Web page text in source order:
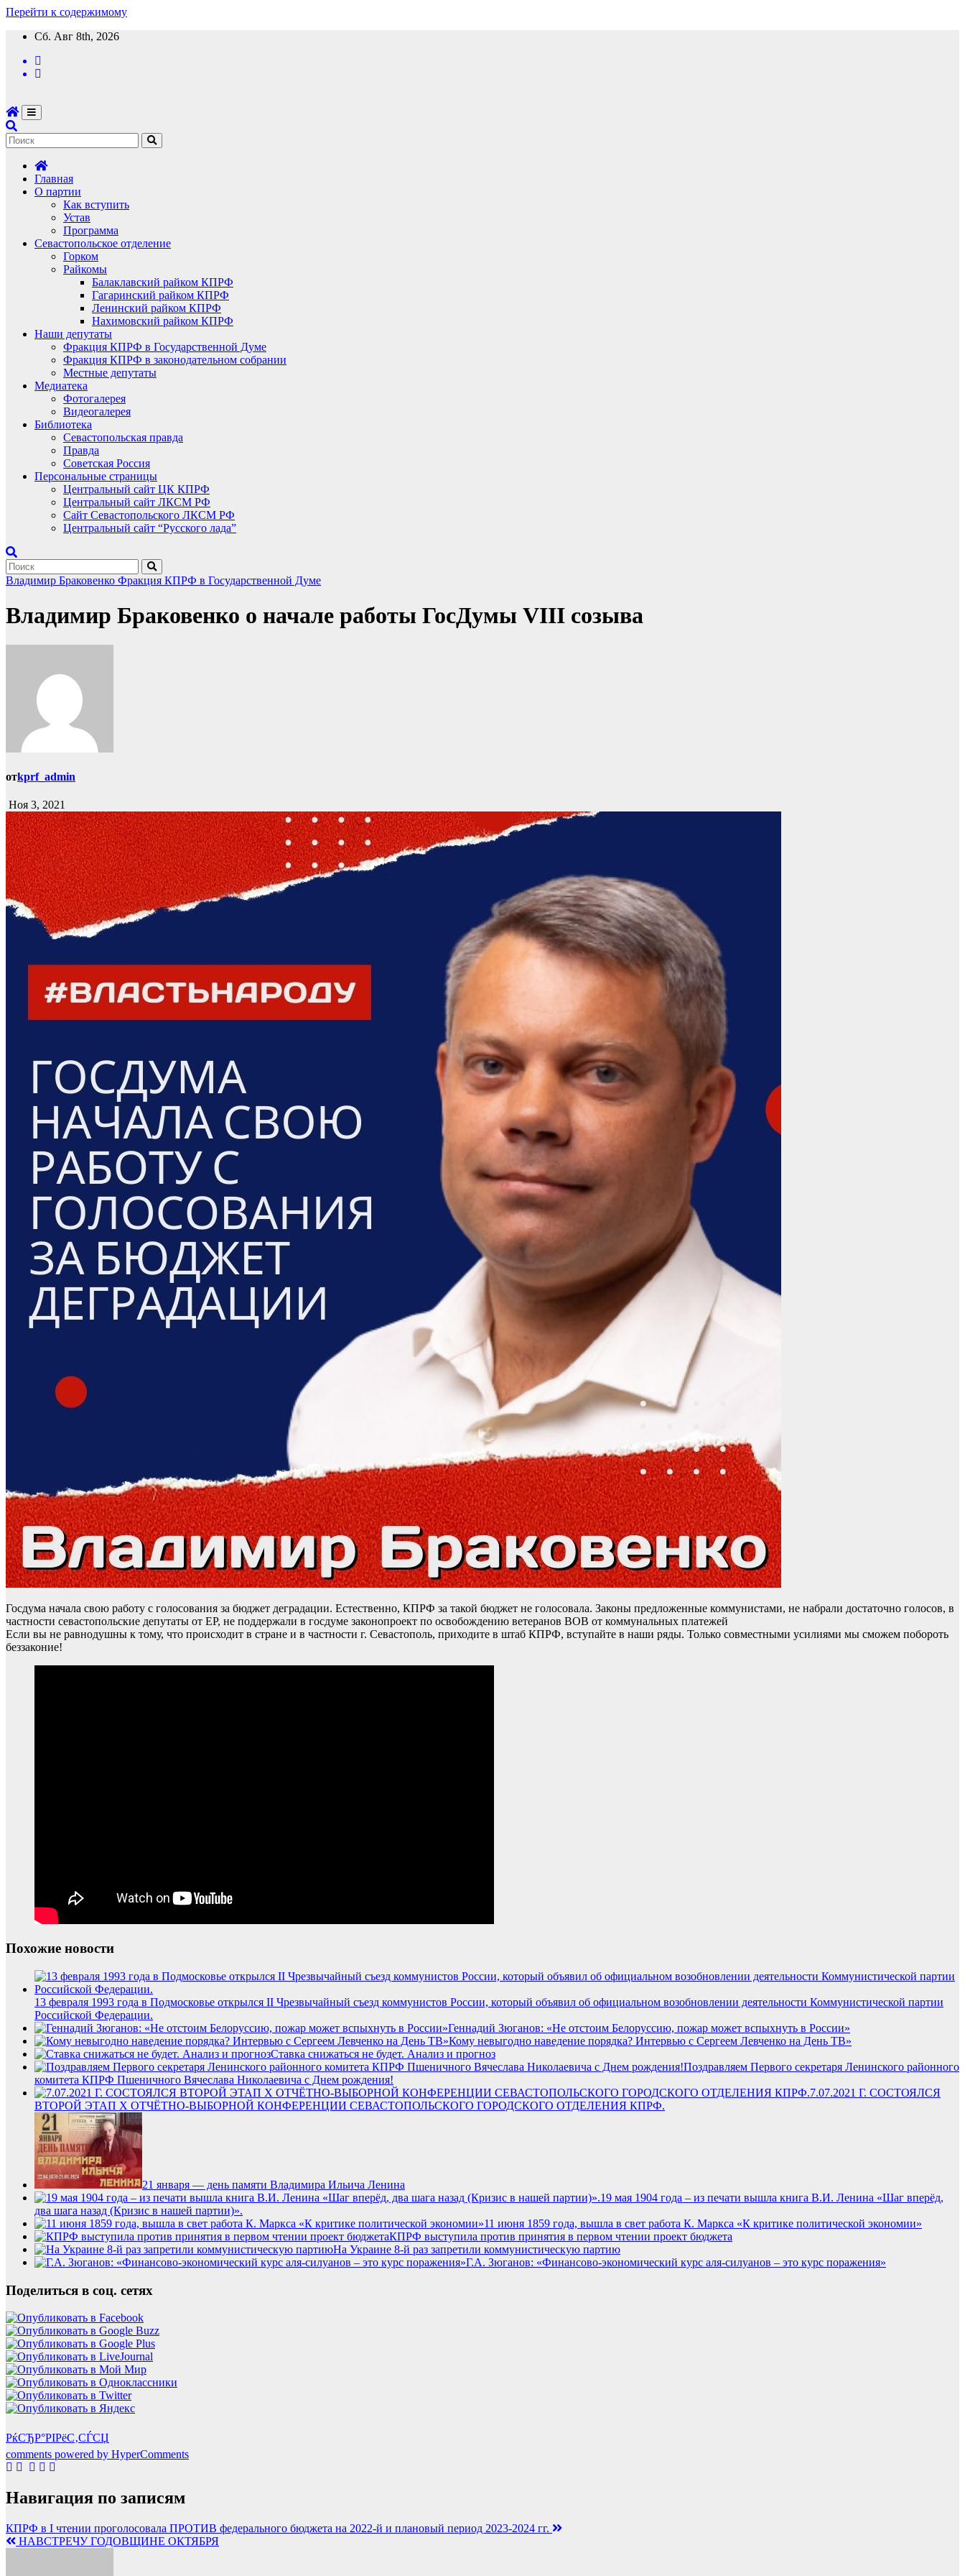
Перейти к содержимому
Сб. Авг 8th, 2026
Главная
О партии
Как вступить
Устав
Программа
Севастопольское отделение
Горком
Райкомы
Балаклавский райком КПРФ
Гагаринский райком КПРФ
Ленинский райком КПРФ
Нахимовский райком КПРФ
Наши депутаты
Фракция КПРФ в Государственной Думе
Фракция КПРФ в законодательном собрании
Местные депутаты
Медиатека
Фотогалерея
Видеогалерея
Библиотека
Севастопольская правда
Правда
Советская Россия
Персональные страницы
Центральный сайт ЦК КПРФ
Центральный сайт ЛКСМ РФ
Сайт Севастопольского ЛКСМ РФ
Центральный сайт “Русского лада”
Владимир Браковенко Фракция КПРФ в Государственной Думе
Владимир Браковенко о начале работы ГосДумы VIII созыва
отkprf_admin
Ноя 3, 2021
Госдума начала свою работу с голосования за бюджет деградации. Естественно, КПРФ за такой бюджет не голосовала. Законы предложенные коммунистами, не набрали достаточно голосов, в
частности севастопольские депутаты от ЕР, не поддержали в госдуме законопроект по освобождению ветеранов ВОВ от коммунальных платежей
Если вы не равнодушны к тому, что происходит в стране и в частности г. Севастополь, приходите в штаб КПРФ, вступайте в наши ряды. Только совместными усилиями мы сможем побороть
беззаконие!
Похожие новости
13 февраля 1993 года в Подмосковье открылся II Чрезвычайный съезд коммунистов России, который объявил об официальном возобновлении деятельности Коммунистической партии
Российской Федерации.
Геннадий Зюганов: «Не отстоим Белоруссию, пожар может вспыхнуть в России»
Кому невыгодно наведение порядка? Интервью с Сергеем Левченко на День ТВ»
Ставка снижаться не будет. Анализ и прогноз
Поздравляем Первого секретаря Ленинского районного
комитета КПРФ Пшеничного Вячеслава Николаевича с Днем рождения!
7.07.2021 Г. СОСТОЯЛСЯ
ВТОРОЙ ЭТАП X ОТЧЁТНО-ВЫБОРНОЙ КОНФЕРЕНЦИИ СЕВАСТОПОЛЬСКОГО ГОРОДСКОГО ОТДЕЛЕНИЯ КПРФ.
21 января — день памяти Владимира Ильича Ленина
19 мая 1904 года – из печати вышла книга В.И. Ленина «Шаг вперёд,
два шага назад (Кризис в нашей партии)».
11 июня 1859 года, вышла в свет работа К. Маркса «К критике политической экономии»
КПРФ выступила против принятия в первом чтении проект бюджета
На Украине 8-й раз запретили коммунистическую партию
Г.А. Зюганов: «Финансово-экономический курс аля-силуанов – это курс поражения»
Поделиться в соц. сетях
РќСЂР°РІРёС‚СЃСЏ
comments powered by HyperComments
Навигация по записям
КПРФ в I чтении проголосовала ПРОТИВ федерального бюджета на 2022-й и плановый период 2023-2024 гг.
НАВСТРЕЧУ ГОДОВЩИНЕ ОКТЯБРЯ